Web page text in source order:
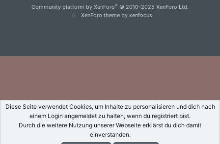
Community platform by XenForo® © 2010-2025 XenForo Ltd.
XenForo theme by xenfocus
Diese Seite verwendet Cookies, um Inhalte zu personalisieren und dich nach
einem Login angemeldet zu halten, wenn du registriert bist.
Durch die weitere Nutzung unserer Webseite erklärst du dich damit
einverstanden.